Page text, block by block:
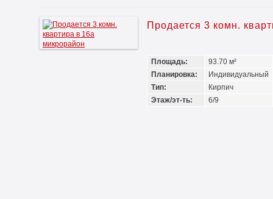
Продается 3 комн.
Площадь:
93.70 м²
Планировка:
Индивидуальный
Тип:
Кирпич
Этаж/эт-ть:
6/9